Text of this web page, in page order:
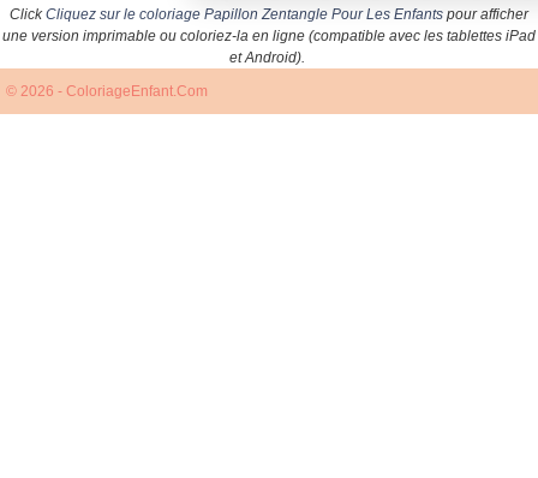
ClickCliquez sur le coloriage Papillon Zentangle Pour Les Enfants pour afficher
une version imprimable ou coloriez-la en ligne (compatible avec les tablettes iPad
et Android).
© 2026 - ColoriageEnfant.Com